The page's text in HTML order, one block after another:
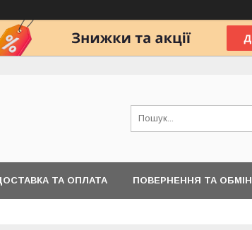
ТА ОПЛАТА ПОВЕРНЕННЯ ТА ОБМІН